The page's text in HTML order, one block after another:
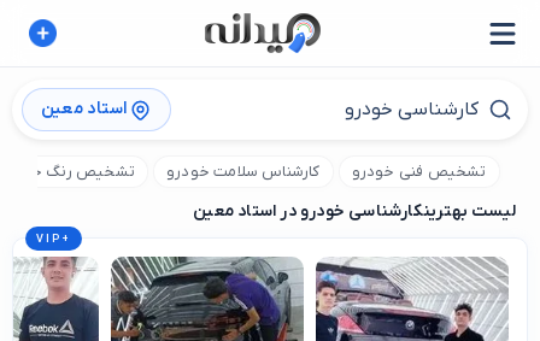
استاد معین
تشخیص فنی خودرو کارشناس سلامت خودرو تشخیص رنگ خودرو
لیست بهترینکارشناسی خودرو در استاد معین
VIP +